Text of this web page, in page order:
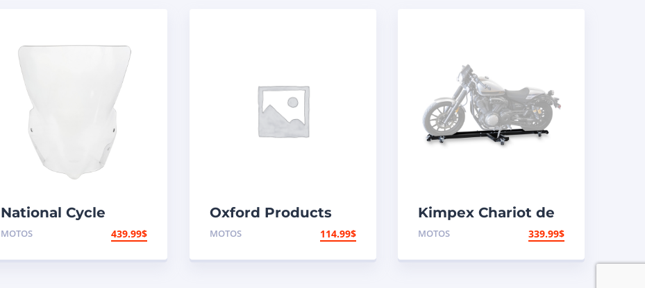
National Cycle
Pare-brise
aéroacoustique
VStream Suzuki
MOTOS 439.99$
Oxford Products
Coffre arrière
MOTOS 114.99$
Kimpex Chariot de
moto à profil bas
MOTOS 339.99$